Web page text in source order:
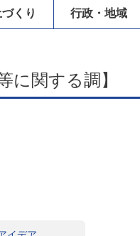
くり 行政・地域
関する調】